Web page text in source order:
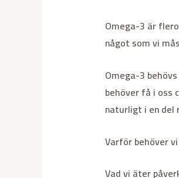
Omega-3 är
något som vi
Omega-3
behöver få i oss
naturligt i en
Varför behöver
Vad vi äter